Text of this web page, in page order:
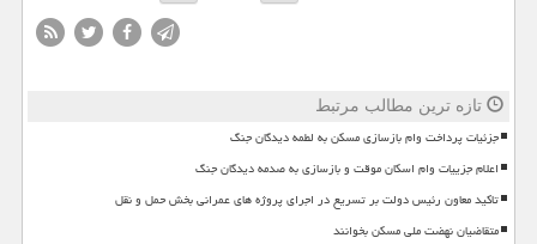
تازه ترین مطالب مرتبط
جزئیات پرداخت وام بازسازی مسکن به لطمه دیدگان جنگ
اعلام جزییات وام اسکان موقت و بازسازی به صدمه دیدگان جنگ
تاکید معاون رئیس دولت بر تسریع در اجرای پروژه های عمرانی بخش حمل و نقل
متقاضیان نهضت ملی مسکن بخوانند